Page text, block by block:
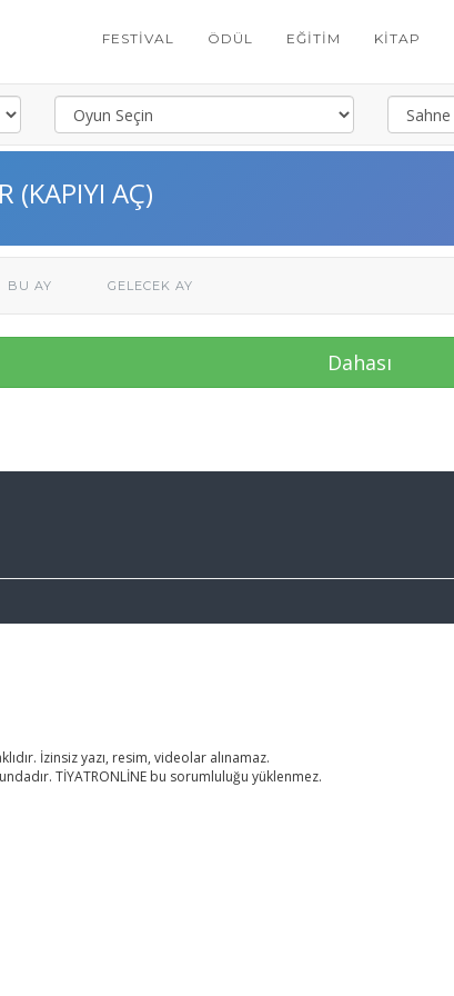
FESTIVAL ÖDÜL EĞITIM KITAP
(KAPIYI AÇ)
BU AY GELECEK AY
Dahası
İzinsiz yazı, resim, videolar alınamaz.
TİYATRONLİNE bu sorumluluğu yüklenmez.